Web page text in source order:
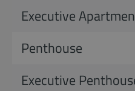
Executive
Penthouse
Executive